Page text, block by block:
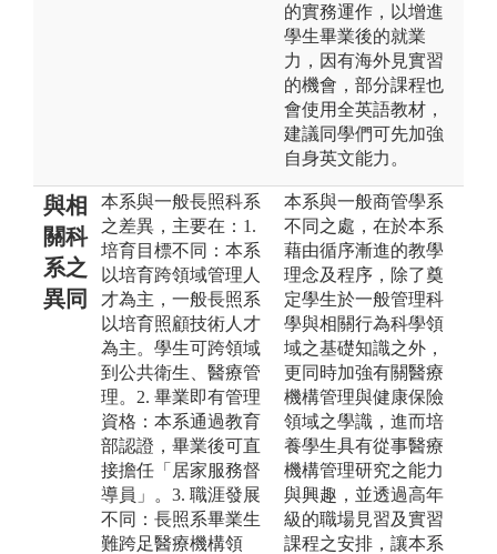
的實務運作，以增進
學生畢業後的就業
力，因有海外見實習
的機會，部分課程也
會使用全英語教材，
建議同學們可先加強
自身英文能力。
與相
關科
系之
異同
本系與一般長照科系
之差異，主要在：1.
培育目標不同：本系
以培育跨領域管理人
才為主，一般長照系
以培育照顧技術人才
為主。學生可跨領域
到公共衛生、醫療管
理。2. 畢業即有管理
資格：本系通過教育
部認證，畢業後可直
接擔任「居家服務督
導員」。3. 職涯發展
不同：長照系畢業生
難跨足醫療機構領
本系與一般商管學系
不同之處，在於本系
藉由循序漸進的教學
理念及程序，除了奠
定學生於一般管理科
學與相關行為科學領
域之基礎知識之外，
更同時加強有關醫療
機構管理與健康保險
領域之學識，進而培
養學生具有從事醫療
機構管理研究之能力
與興趣，並透過高年
級的職場見習及實習
課程之安排，讓本系